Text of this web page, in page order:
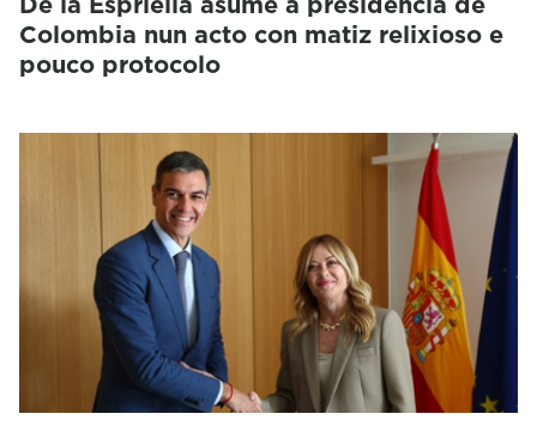
Colombia nun acto con matiz relixioso e
pouco protocolo